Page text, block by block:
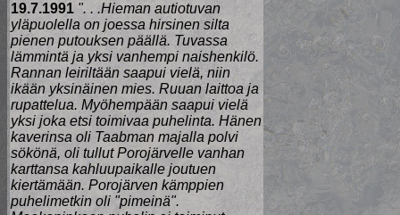
19.7.1991 ". . .Hieman autiotuvan
yläpuolella on joessa hirsinen silta
pienen putouksen päällä. Tuvassa
lämmintä ja yksi vanhempi naishenkilö.
Rannan leiriltään saapui vielä, niin
ikään yksinäinen mies. Ruuan laittoa ja
rupattelua. Myöhempään saapui vielä
yksi joka etsi toimivaa puhelinta. Hänen
kaverinsa oli Taabman majalla polvi
sökönä, oli tullut Porojärvelle vanhan
karttansa kahluupaikalle joutuen
kiertämään. Porojärven kämppien
puhelimetkin oli "pimeinä".